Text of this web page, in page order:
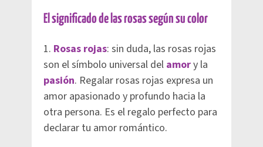
El significado de las rosas según su color
1. Rosas rojas: sin duda, las rosas rojas
son el símbolo universal del amory la
pasión. Regalar rosas rojas expresa un
amor apasionado y profundo hacia la
otra persona. Es el regalo perfecto para
declarar tu amor romántico.